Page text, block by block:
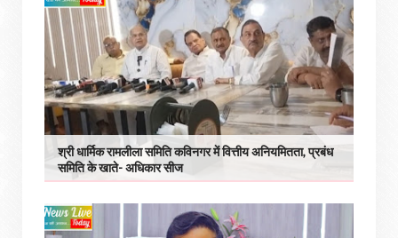
श्री धार्मिक रामलीला समिति कविनगर में वित्तीय अनियमितता, प्रबंध
समिति के खाते- अधिकार सीज